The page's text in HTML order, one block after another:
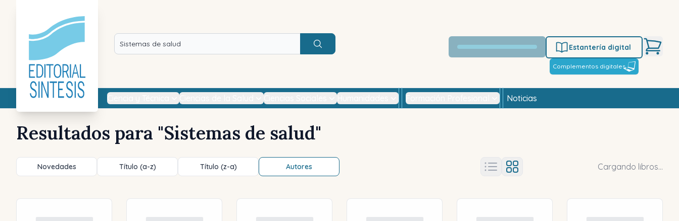
Buscar
Estantería digital
Complementos digitales
Noticias
Resultados para "Sistemas de salud"
Novedades Título (a-z) Título (z-a) Autores Cargando libros...